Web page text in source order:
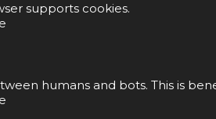
supports cookies.
humans and bots. This is